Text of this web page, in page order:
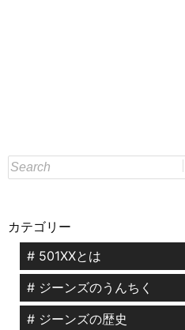
カテゴリー
# 501XXとは
# ジーンズのうんちく
# ジーンズの歴史